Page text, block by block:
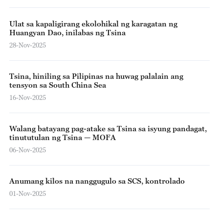
Ulat sa kapaligirang ekolohikal ng karagatan ng
Huangyan Dao, inilabas ng Tsina
28-Nov-2025
Tsina, hiniling sa Pilipinas na huwag palalain ang
tensyon sa South China Sea
16-Nov-2025
Walang batayang pag-atake sa Tsina sa isyung pandagat,
tinututulan ng Tsina — MOFA
06-Nov-2025
Anumang kilos na nanggugulo sa SCS, kontrolado
01-Nov-2025